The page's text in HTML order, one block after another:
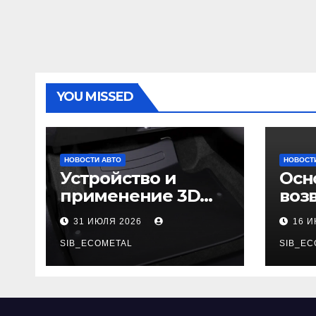
YOU MISSED
НОВОСТИ АВТО
Устройство и
применение 3D
автомобильных
ковриков
31 ИЮЛЯ 2026
SIB_ECOMETAL
16